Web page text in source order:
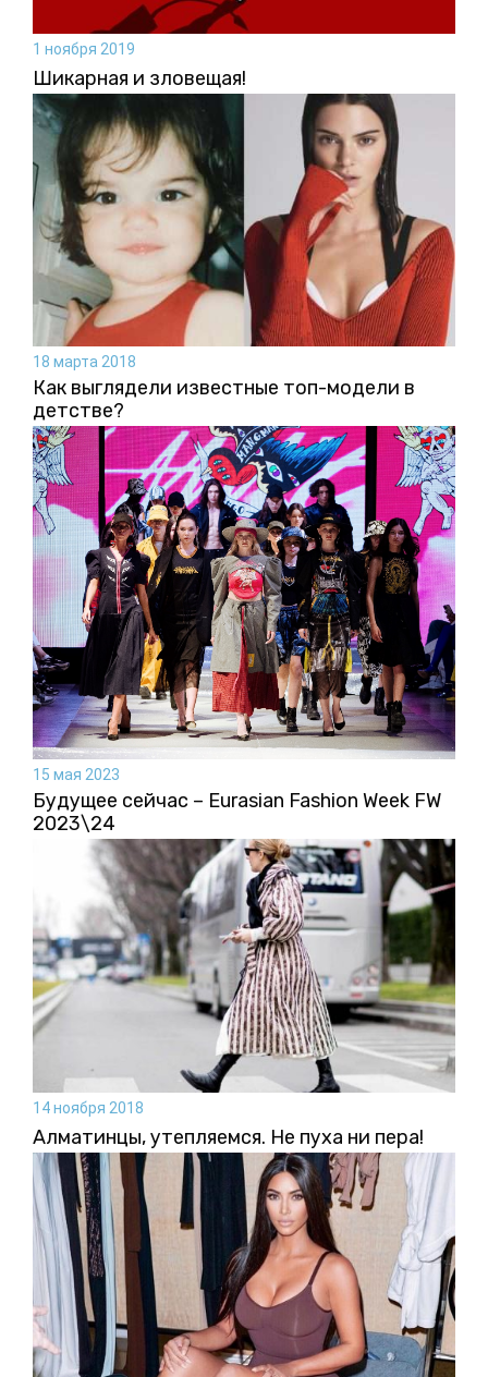
1 ноября 2019
Шикарная и зловещая!
18 марта 2018
Как выглядели известные топ-модели в
детстве?
15 мая 2023
Будущее сейчас – Eurasian Fashion Week FW
2023\24
14 ноября 2018
Алматинцы, утепляемся. Не пуха ни пера!